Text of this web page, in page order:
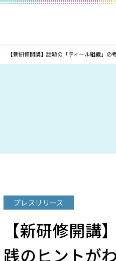
【新研修開講】話題の「ティール組織」
プレスリリース
【新研修開講
践のヒントが